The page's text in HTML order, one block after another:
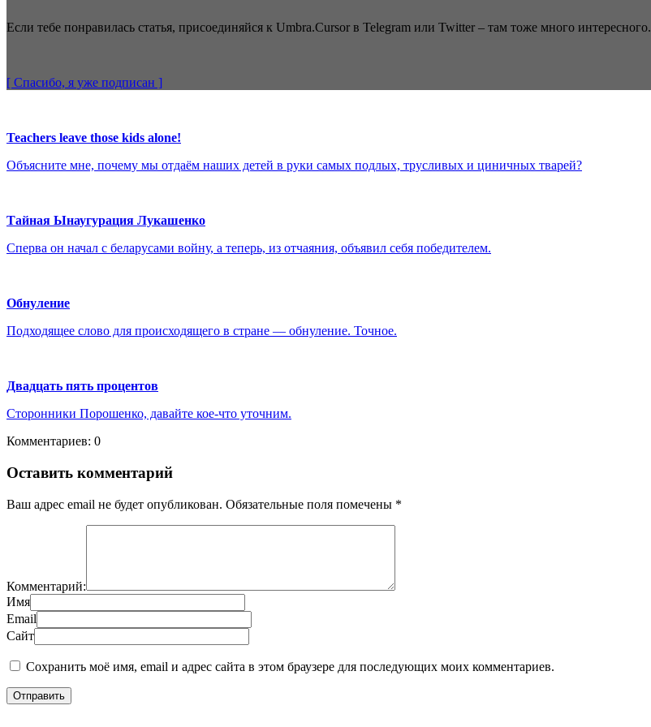
Если тебе понравилась статья, присоединяйся к Umbra.Cursor в Telegram или Twitter – там тоже много интересного.
[ Спасибо, я уже подписан ]
Teachers leave those kids alone!
Объясните мне, почему мы отдаём наших детей в руки самых подлых, трусливых и циничных тварей?
Тайная Ынаугурация Лукашенко
Сперва он начал с беларусами войну, а теперь, из отчаяния, объявил себя победителем.
Обнуление
Подходящее слово для происходящего в стране — обнуление. Точное.
Двадцать пять процентов
Сторонники Порошенко, давайте кое-что уточним.
Комментариев: 0
Оставить комментарий
Ваш адрес email не будет опубликован. Обязательные поля помечены *
Комментарий:
Имя
Email
Сайт
Сохранить моё имя, email и адрес сайта в этом браузере для последующих моих комментариев.